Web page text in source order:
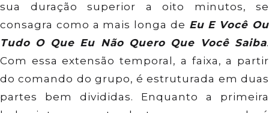
sua duração superior a oito minutos, se
consagra como a mais longa de Eu E Você Ou
Tudo O Que Eu Não Quero Que Você Saiba.
Com essa extensão temporal, a faixa, a partir
do comando do grupo, é estruturada em duas
partes bem divididas. Enquanto a primeira